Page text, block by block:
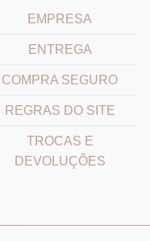
EMPRESA
ENTREGA
COMPRA SEGURO
REGRAS DO SITE
TROCAS E
DEVOLUÇÕES